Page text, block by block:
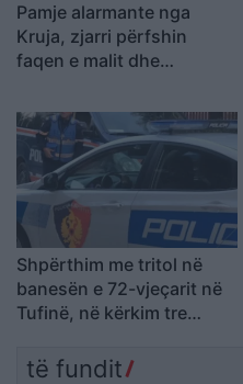
Pamje alarmante nga
Kruja, zjarri përfshin
faqen e malit dhe
biznese
Shpërthim me tritol në
banesën e 72-vjeçarit në
Tufinë, në kërkim tre
të fundit